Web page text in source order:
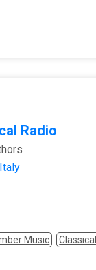
Radio
Italy
Music Classical